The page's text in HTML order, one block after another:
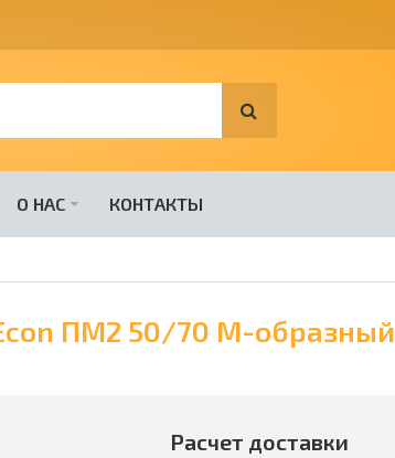
О НАС КОНТАКТЫ
ПМ2 50/70 М-образный
Расчет доставки